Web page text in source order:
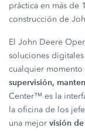
práctica en más de
construcción de
El John Deere
soluciones
cualquier
supervisión,
Center™ es la
la oficina de los
una mejorvisión